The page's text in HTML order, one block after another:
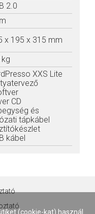
2.0
x 195 x 315 mm
kg
XXS Lite
CD
és
tápkábel
kábel
(cookie-kat) használ